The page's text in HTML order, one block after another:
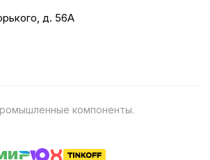
д. 56А
компоненты.